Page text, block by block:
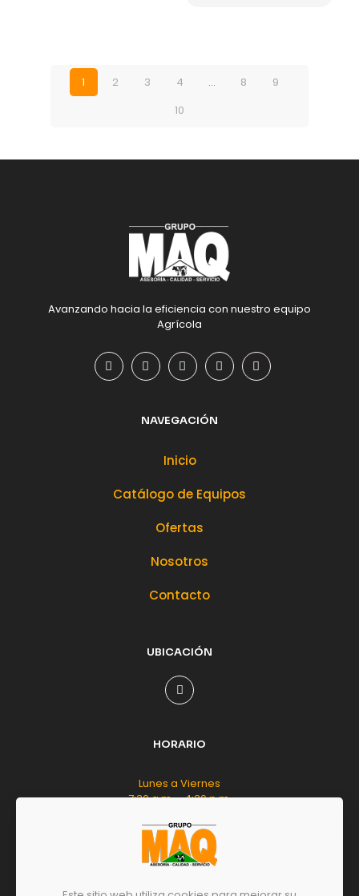
1 2 3 4 … 8
9
10
Avanzando hacia la eficiencia con nuestro equipo
Agrícola
NAVEGACIÓN
Inicio
Catálogo de Equipos
Ofertas
Nosotros
Contacto
UBICACIÓN
HORARIO
Lunes a Viernes
7:30 a.m. - 4:30 p.m.
Sábado
8:00 a.m. - 12:00 m.d.